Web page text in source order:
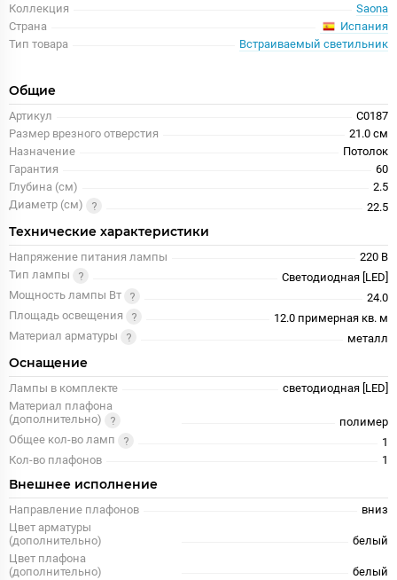
Коллекция
Saona
Страна
Испания
Тип товара
Встраиваемый светильник
Общие
Артикул
C0187
Размер врезного отверстия
21.0 см
Назначение
Потолок
Гарантия
60
Глубина (см)
2.5
Диаметр (см)
22.5
Технические характеристики
Напряжение питания лампы
220 В
Тип лампы
Светодиодная [LED]
Мощность лампы Вт
24.0
Площадь освещения
12.0 примерная кв. м
Материал арматуры
металл
Оснащение
Лампы в комплекте
светодиодная [LED]
Материал плафона
(дополнительно)
полимер
Общее кол-во ламп
1
Кол-во плафонов
1
Внешнее исполнение
Направление плафонов
вниз
Цвет арматуры
(дополнительно)
белый
Цвет плафона
(дополнительно)
белый